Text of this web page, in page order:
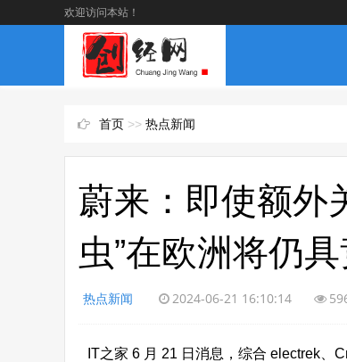
欢迎访问本站！
首页 >> 热点新闻
蔚来：即使额外
虫”在欧洲将仍
热点新闻 2024-06-21 16:10:14
IT之家 6 月 21 日消息，综合 electrek、